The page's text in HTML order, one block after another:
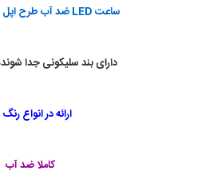
ساعت LED ضد آب طرح اپل واچ (سری 3)
دارای بند سلیکونی جدا
ارائه در انواع
کاملا ضد آب